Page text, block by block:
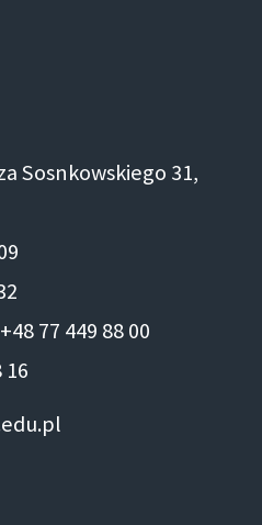
Sosnkowskiego 31,
77 449 88 00
16